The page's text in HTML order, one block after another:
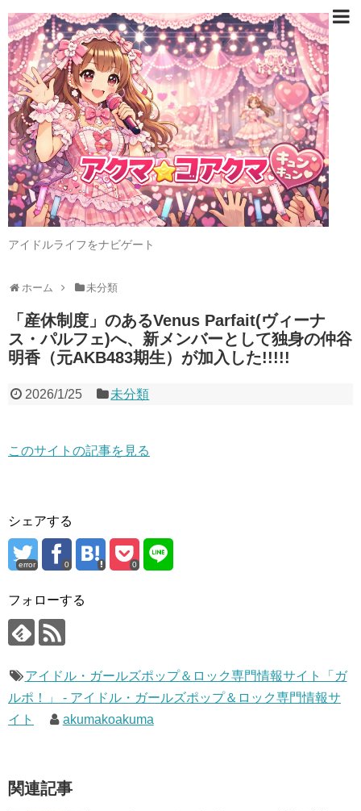
アイドルライフをナビゲート
ホーム 未分類
「産休制度」のあるVenus Parfait(ヴィーナ
ス・パルフェ)へ、新メンバーとして独身の仲谷
明香（元AKB483期生）が加入した!!!!!
2026/1/25 未分類
このサイトの記事を見る
シェアする
error 0 0
フォローする
アイドル・ガールズポップ＆ロック専門情報サイト「ガ
ルポ！」 - アイドル・ガールズポップ＆ロック専門情報サ
イト
akumakoakuma
関連記事